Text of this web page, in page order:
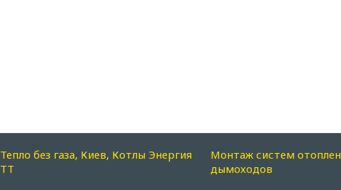
Тепло без газа, Киев, Котлы Энергия
ТТ
Монтаж систем
дымоходов